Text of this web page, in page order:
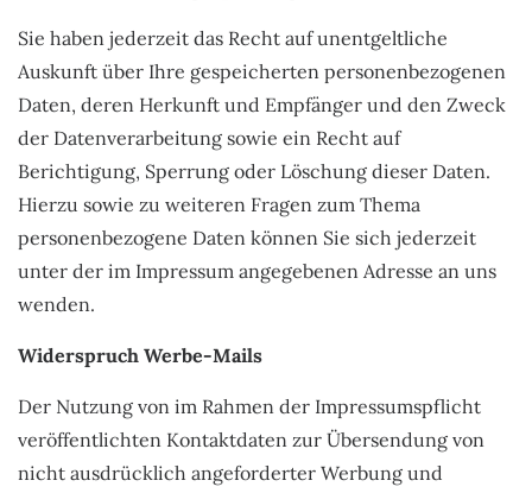
Sie haben jederzeit das Recht auf unentgeltliche
Auskunft über Ihre gespeicherten personenbezogenen
Daten, deren Herkunft und Empfänger und den Zweck
der Datenverarbeitung sowie ein Recht auf
Berichtigung, Sperrung oder Löschung dieser Daten.
Hierzu sowie zu weiteren Fragen zum Thema
personenbezogene Daten können Sie sich jederzeit
unter der im Impressum angegebenen Adresse an uns
wenden.
Widerspruch Werbe-Mails
Der Nutzung von im Rahmen der Impressumspflicht
veröffentlichten Kontaktdaten zur Übersendung von
nicht ausdrücklich angeforderter Werbung und